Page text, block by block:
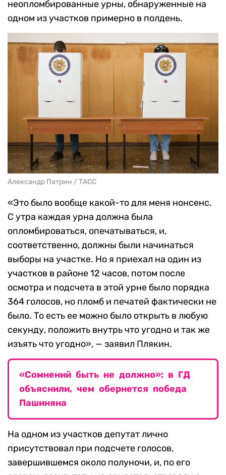
неопломбированные урны, обнаруженные на
одном из участков примерно в полдень.
Александр Патрин / ТАСС
«Это было вообще какой-то для меня нонсенс.
С утра каждая урна должна была
опломбироваться, опечатываться, и,
соответственно, должны были начинаться
выборы на участке. Но я приехал на один из
участков в районе 12 часов, потом после
осмотра и подсчета в этой урне было порядка
364 голосов, но пломб и печатей фактически не
было. То есть ее можно было открыть в любую
секунду, положить внутрь что угодно и так же
изъять что угодно», — заявил Плякин.
«Сомнений быть не должно»: в ГД
объяснили, чем обернется победа
Пашиняна
На одном из участков депутат лично
присутствовал при подсчете голосов,
завершившемся около полуночи, и, по его